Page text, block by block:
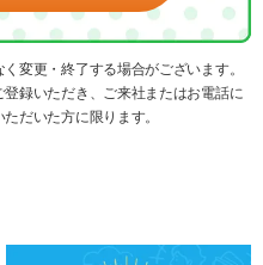
変更・終了する場合がございます。
録いただき、ご来社またはお電話に
だいた方に限ります。